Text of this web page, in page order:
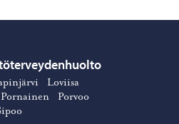
– Siirry kotisivulle
Loviisa
Pornainen
Porvoo